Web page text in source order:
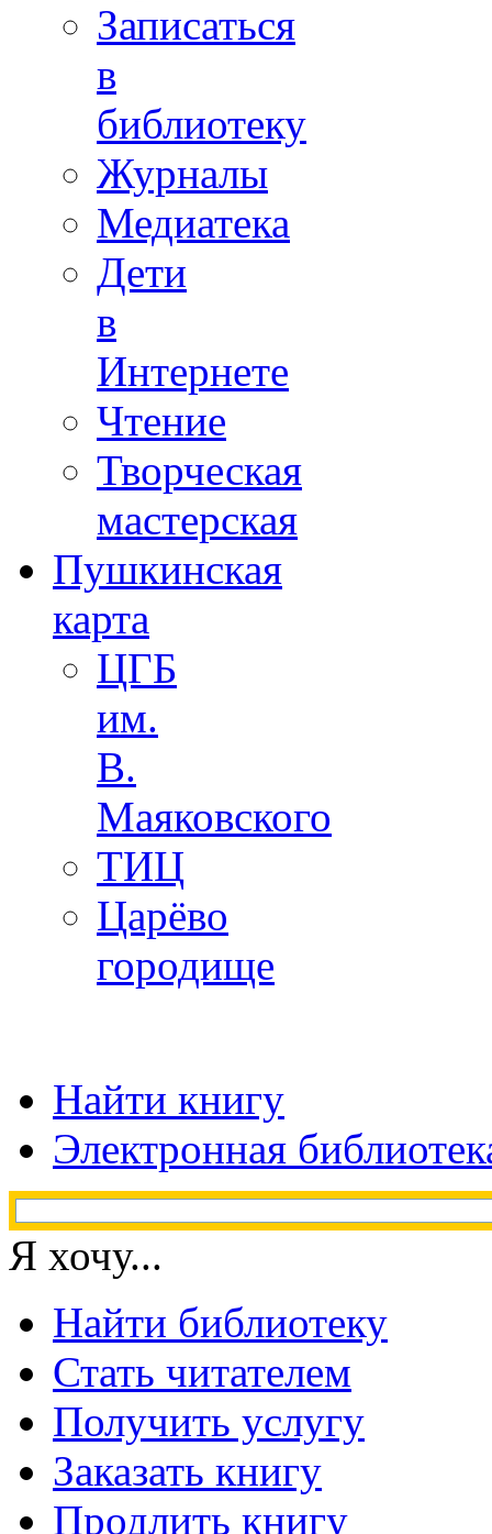
Записаться
в
библиотеку
Журналы
Медиатека
Дети
в
Интернете
Чтение
Творческая
мастерская
Пушкинская
карта
ЦГБ
им.
В.
Маяковского
ТИЦ
Царёво
городище
Найти книгу
Электронная
Я хочу...
Найти библиотеку
Стать читателем
Получить услугу
Заказать книгу
Продлить книгу